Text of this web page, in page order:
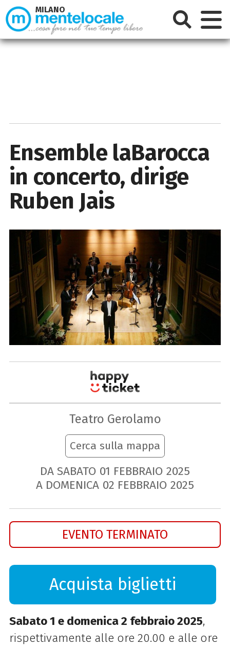
Ensemble laBarocca
in concerto, dirige
Ruben Jais
Teatro Gerolamo
Cerca sulla mappa
DA SABATO 01 FEBBRAIO 2025
A DOMENICA 02 FEBBRAIO 2025
EVENTO TERMINATO
Acquista biglietti
Sabato 1 e domenica 2 febbraio 2025,
rispettivamente alle ore 20.00 e alle ore
MILANO